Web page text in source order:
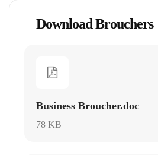
Download Brouchers
Business Broucher.doc
78 KB